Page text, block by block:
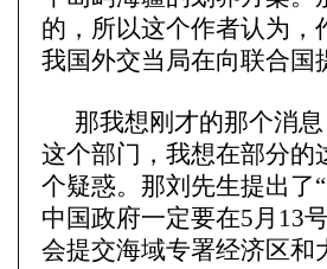
的，所以这个作者认为
我国外交当局在向联合国
那我想刚才的那个消
这个部门，我想在部分的
个疑惑。那刘先生提出了
中国政府一定要在5月13
会提交海域专署经济区和